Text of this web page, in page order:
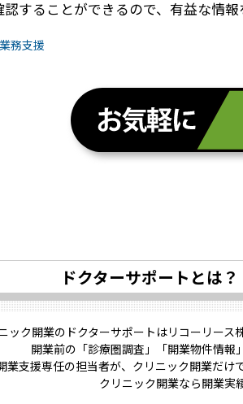
することができるので、有益な情報
務支援
ドクターサポートとは？
ック開業のドクターサポートはリコーリース
開業前の「診療圏調査」「開業物件情報
業支援専任の担当者が、クリニック開業だけ
クリニック開業なら開業実